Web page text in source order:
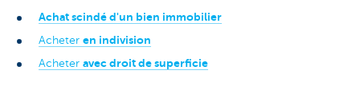
Achat scindé d'un bien immobilier
Acheter en indivision
Acheter avec droit de superficie